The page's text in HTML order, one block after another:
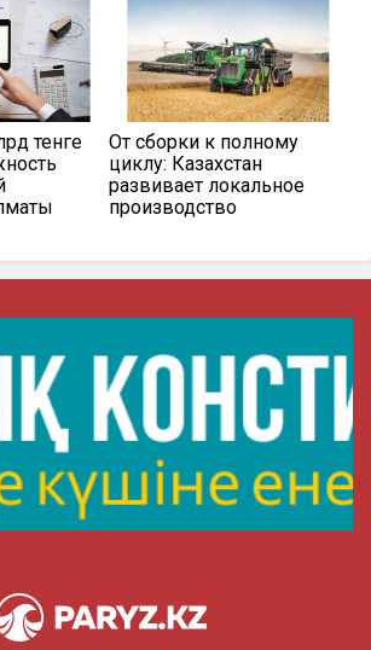
тенге
От сборки к полному
циклу: Казахстан
развивает локальное
производство